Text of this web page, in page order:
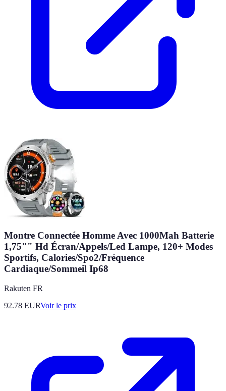
Montre Connectée Homme Avec 1000Mah Batterie
1,75"" Hd Écran/Appels/Led Lampe, 120+ Modes
Sportifs, Calories/Spo2/Fréquence
Cardiaque/Sommeil Ip68
Rakuten FR
92.78 EURVoir le prix